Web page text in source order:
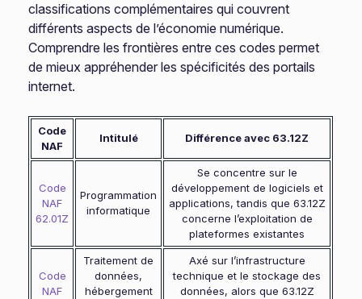
classifications complémentaires qui couvrent
différents aspects de l’économie numérique.
Comprendre les frontières entre ces codes permet
de mieux appréhender les spécificités des portails
internet.
Code
NAF
Intitulé Différence avec 63.12Z
Code
NAF
62.01Z
Programmation
informatique
Se concentre sur le
développement de logiciels et
applications, tandis que 63.12Z
concerne l’exploitation de
plateformes existantes
Code
NAF
Traitement de
données,
hébergement
Axé sur l’infrastructure
technique et le stockage des
données, alors que 63.12Z